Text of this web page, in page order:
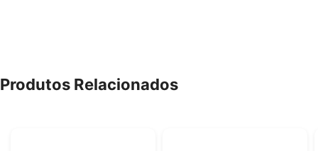
Produtos Relacionados